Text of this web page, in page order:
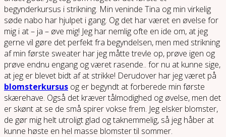
begynderkursus i strikning. Min veninde Tina og min virkelig
søde nabo har hjulpet i gang. Og det har været en øvelse for
mig i at – ja – øve mig! Jeg har nemlig ofte en ide om, at jeg
gerne vil gøre det perfekt fra begyndelsen, men med strikning
af min første sweater har jeg måtte trevle op, prøve igen og
prøve endnu engang og været rasende.. for nu at kunne sige,
at jeg er blevet bidt af at strikke! Derudover har jeg været på
blomsterkursus og er begyndt at forberede min første
skærehave. Også det kræver tålmodighed og øvelse, men det
er skønt at se de små spirer vokse frem. Jeg elsker blomster,
de gør mig helt utroligt glad og taknemmelig, så jeg håber at
kunne høste en hel masse blomster til sommer.